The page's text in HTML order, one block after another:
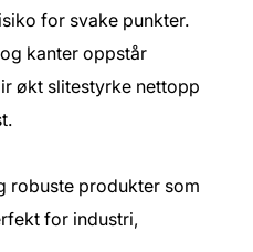
for svake punkter.
kanter oppstår
økt slitestyrke nettopp
robuste produkter som
for industri,